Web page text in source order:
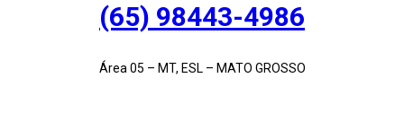
(65) 98443-4986
Área 05 – MT, ESL – MATO GROSSO